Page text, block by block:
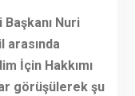
Nuri
arasında
İçin Hakkımı
görüşülerek şu